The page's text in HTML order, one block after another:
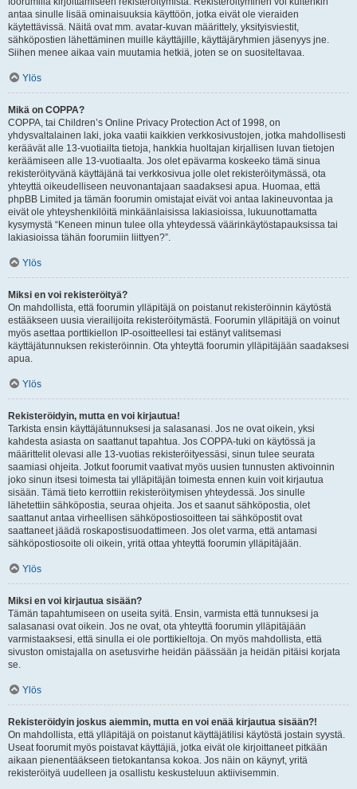
antaa sinulle lisää ominaisuuksia käyttöön, jotka eivät ole vieraiden
käytettävissä. Näitä ovat mm. avatar-kuvan määrittely, yksityisviestit,
sähköpostien lähettäminen muille käyttäjille, käyttäjäryhmien jäsenyys jne.
Siihen menee aikaa vain muutamia hetkiä, joten se on suositeltavaa.
Ylös
Mikä on COPPA?
COPPA, tai Children’s Online Privacy Protection Act of 1998, on
yhdysvaltalainen laki, joka vaatii kaikkien verkkosivustojen, jotka mahdollisesti
keräävät alle 13-vuotiailta tietoja, hankkia huoltajan kirjallisen luvan tietojen
keräämiseen alle 13-vuotiaalta. Jos olet epävarma koskeeko tämä sinua
rekisteröityvänä käyttäjänä tai verkkosivua jolle olet rekisteröitymässä, ota
yhteyttä oikeudelliseen neuvonantajaan saadaksesi apua. Huomaa, että
phpBB Limited ja tämän foorumin omistajat eivät voi antaa lakineuvontaa ja
eivät ole yhteyshenkilöitä minkäänlaisissa lakiasioissa, lukuunottamatta
kysymystä “Keneen minun tulee olla yhteydessä väärinkäytöstapauksissa tai
lakiasioissa tähän foorumiin liittyen?”.
Ylös
Miksi en voi rekisteröityä?
On mahdollista, että foorumin ylläpitäjä on poistanut rekisteröinnin käytöstä
estääkseen uusia vierailijoita rekisteröitymästä. Foorumin ylläpitäjä on voinut
myös asettaa porttikiellon IP-osoitteellesi tai estänyt valitsemasi
käyttäjätunnuksen rekisteröinnin. Ota yhteyttä foorumin ylläpitäjään saadaksesi
apua.
Ylös
Rekisteröidyin, mutta en voi kirjautua!
Tarkista ensin käyttäjätunnuksesi ja salasanasi. Jos ne ovat oikein, yksi
kahdesta asiasta on saattanut tapahtua. Jos COPPA-tuki on käytössä ja
määrittelit olevasi alle 13-vuotias rekisteröityessäsi, sinun tulee seurata
saamiasi ohjeita. Jotkut foorumit vaativat myös uusien tunnusten aktivoinnin
joko sinun itsesi toimesta tai ylläpitäjän toimesta ennen kuin voit kirjautua
sisään. Tämä tieto kerrottiin rekisteröitymisen yhteydessä. Jos sinulle
lähetettiin sähköpostia, seuraa ohjeita. Jos et saanut sähköpostia, olet
saattanut antaa virheellisen sähköpostiosoitteen tai sähköpostit ovat
saattaneet jäädä roskapostisuodattimeen. Jos olet varma, että antamasi
sähköpostiosoite oli oikein, yritä ottaa yhteyttä foorumin ylläpitäjään.
Ylös
Miksi en voi kirjautua sisään?
Tämän tapahtumiseen on useita syitä. Ensin, varmista että tunnuksesi ja
salasanasi ovat oikein. Jos ne ovat, ota yhteyttä foorumin ylläpitäjään
varmistaaksesi, että sinulla ei ole porttikieltoja. On myös mahdollista, että
sivuston omistajalla on asetusvirhe heidän päässään ja heidän pitäisi korjata
se.
Ylös
Rekisteröidyin joskus aiemmin, mutta en voi enää kirjautua sisään?!
On mahdollista, että ylläpitäjä on poistanut käyttäjätilisi käytöstä jostain syystä.
Useat foorumit myös poistavat käyttäjiä, jotka eivät ole kirjoittaneet pitkään
aikaan pienentääkseen tietokantansa kokoa. Jos näin on käynyt, yritä
rekisteröityä uudelleen ja osallistu keskusteluun aktiivisemmin.